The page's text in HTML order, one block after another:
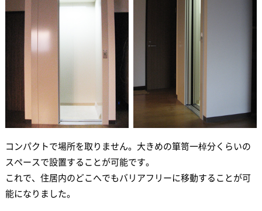
コンパクトで場所を取りません。大きめの箪笥一棹分くらいの
スペースで設置することが可能です。
これで、住居内のどこへでもバリアフリーに移動することが可
能になりました。